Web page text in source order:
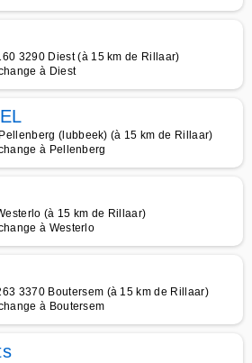
3290 Diest (à 15 km de Rillaar)
à Diest
(lubbeek) (à 15 km de Rillaar)
à Pellenberg
(à 15 km de Rillaar)
à Westerlo
3370 Boutersem (à 15 km de Rillaar)
à Boutersem